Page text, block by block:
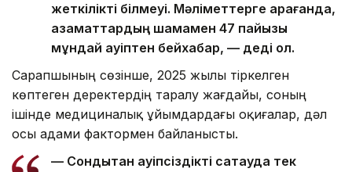
жеткілікті білмеуі. Мәліметтерге қарағанда,
азаматтардың шамамен 47 пайызы
мұндай қауіптен бейхабар, — деді ол.
Сарапшының сөзінше, 2025 жылы тіркелген
көптеген деректердің таралу жағдайы, соның
ішінде медициналық ұйымдардағы оқиғалар, дәл
осы адами фактормен байланысты.
— Сондықтан қауіпсіздікті сақтауда тек